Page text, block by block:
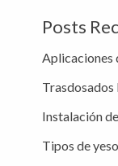
Posts
Aplicaciones
Trasdosados
Instalación
Tipos de